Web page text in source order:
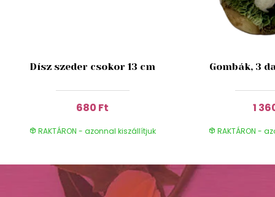
Dísz szeder csokor 13 cm
680 Ft
RAKTÁRON - azonnal kiszállítjuk
Gombák, 3
1
RAKTÁRON -